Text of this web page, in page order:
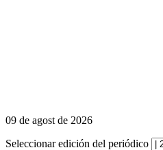
09 de agost de 2026
Seleccionar edición del periódico